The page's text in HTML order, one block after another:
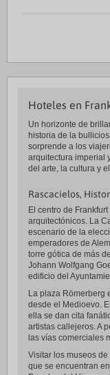
Hoteles en
Un horizonte de
historia de la
sorprende a los
arquitectura imperial
del arte, la cultura y
Rascacielos,
El centro de
arquitectónicos. La
escenario de la
emperadores de
torre gótica de más
Johann Wolfgang
edificio del
La plaza Römerberg
desde el Medioevo.
ella se dan cita
artistas callejeros. A
las vías comerciales
Visitar los museos
que se encuentran